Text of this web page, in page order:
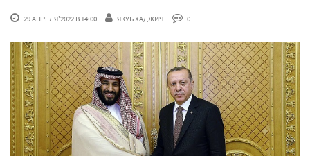
29 АПРЕЛЯ'2022 В 14:00 ЯКУБ ХАДЖИЧ 0